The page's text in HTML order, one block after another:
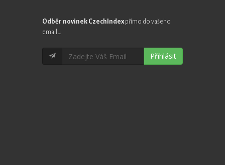
Odběr novinek CzechIndex přímo do vašeho
emailu
Přihlásit